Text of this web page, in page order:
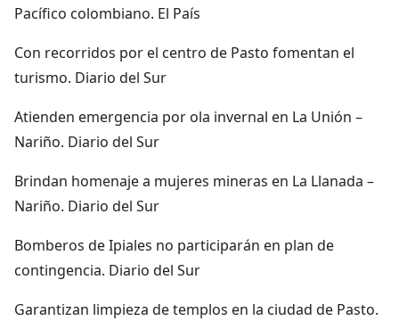
Pacífico colombiano. El País
Con recorridos por el centro de Pasto fomentan el
turismo. Diario del Sur
Atienden emergencia por ola invernal en La Unión –
Nariño. Diario del Sur
Brindan homenaje a mujeres mineras en La Llanada –
Nariño. Diario del Sur
Bomberos de Ipiales no participarán en plan de
contingencia. Diario del Sur
Garantizan limpieza de templos en la ciudad de Pasto.